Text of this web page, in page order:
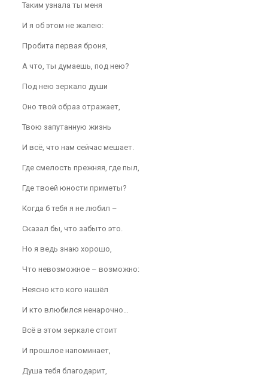
Таким узнала ты меня
И я об этом не жалею:
Пробита первая броня,
А что, ты думаешь, под нею?
Под нею зеркало души
Оно твой образ отражает,
Твою запутанную жизнь
И всё, что нам сейчас мешает.
Где смелость прежняя, где пыл,
Где твоей юности приметы?
Когда б тебя я не любил –
Сказал бы, что забыто это.
Но я ведь знаю хорошо,
Что невозможное – возможно:
Неясно кто кого нашёл
И кто влюбился ненарочно…
Всё в этом зеркале стоит
И прошлое напоминает,
Душа тебя благодарит,